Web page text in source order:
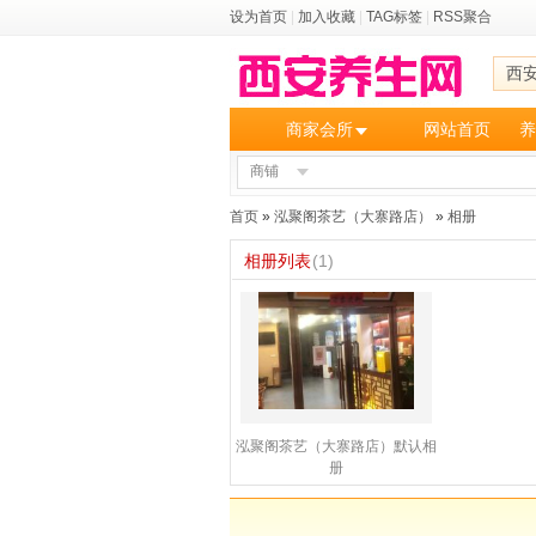
设为首页 加入收藏 TAG标签 RSS聚合
西
商家会所 网站首页
商铺
首页 » 泓聚阁茶艺（大寨路店） » 相册
相册列表(1)
泓聚阁茶艺（大寨路店）默认相
册